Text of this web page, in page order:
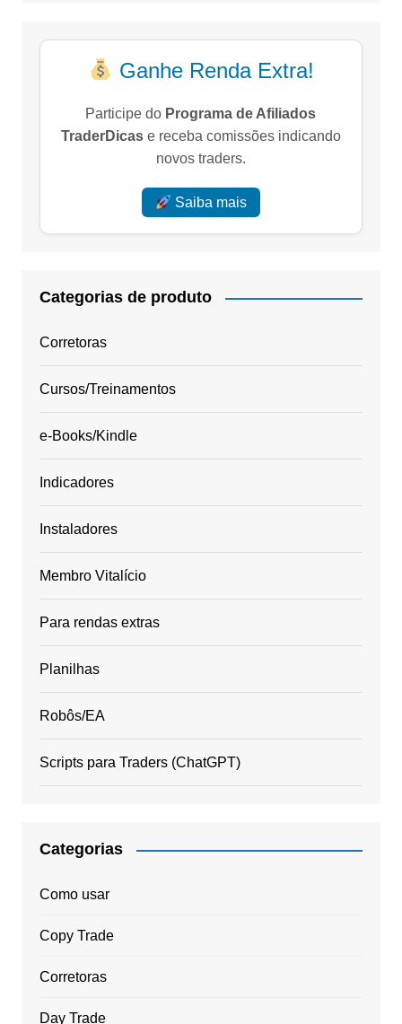
Ganhe Renda Extra!
Participe do Programa de Afiliados
TraderDicase receba comissões indicando
novos traders.
Saiba mais
Categorias de produto
Corretoras
Cursos/Treinamentos
e-Books/Kindle
Indicadores
Instaladores
Membro Vitalício
Para rendas extras
Planilhas
Robôs/EA
Scripts para Traders (ChatGPT)
Categorias
Como usar
Copy Trade
Corretoras
Day Trade